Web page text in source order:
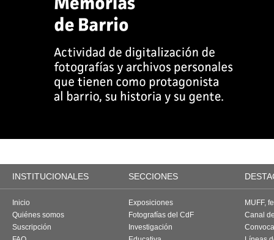
INSTITUCIONALES SECCIONES
Inicio
Quiénes somos
Suscripción
Exposiciones
Fotografías del CdF
Investigación
MUFF,
Canal